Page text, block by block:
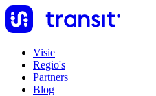
Visie
Regio's
Partners
Blog